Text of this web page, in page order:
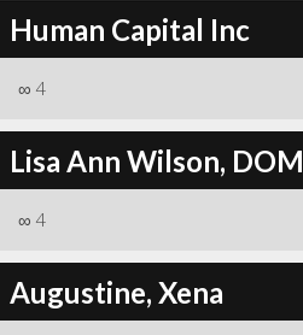
Human Capital Inc
∞ 4
Lisa Ann Wilson, DOM
∞ 4
Augustine, Xena